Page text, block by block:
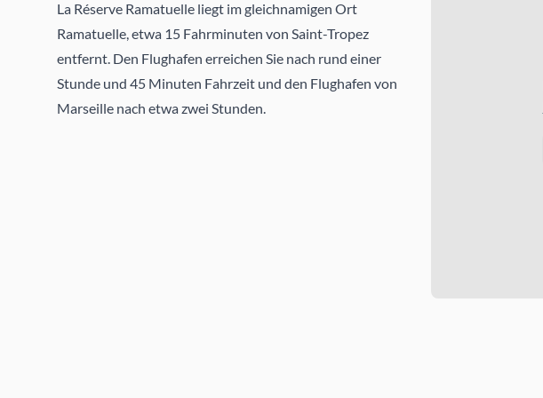
La Réserve Ramatuelle liegt im gleichnamigen Ort
Ramatuelle, etwa 15 Fahrminuten von Saint-Tropez
entfernt. Den Flughafen erreichen Sie nach rund einer
Stunde und 45 Minuten Fahrzeit und den Flughafen von
Marseille nach etwa zwei Stunden.